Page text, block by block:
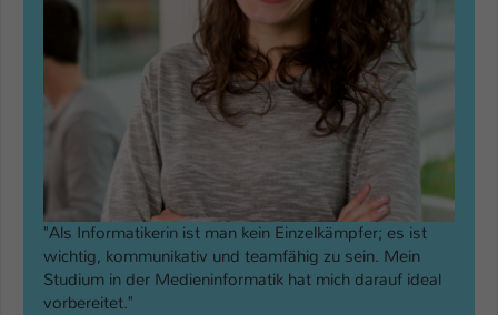
"Als Informatikerin ist man kein Einzelkämpfer; es ist
wichtig, kommunikativ und teamfähig zu sein. Mein
Studium in der Medieninformatik hat mich darauf ideal
vorbereitet."